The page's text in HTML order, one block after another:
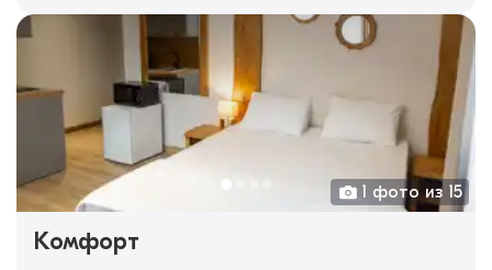
1 фото из 15
Комфорт